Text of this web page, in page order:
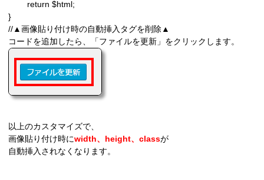
}
//▲画像貼り付け時の自動挿入タグを削除▲
コードを追加したら、「ファイルを更新」をクリックします。
以上のカスタマイズで、
画像貼り付け時にwidth、height、classが
自動挿入されなくなります。